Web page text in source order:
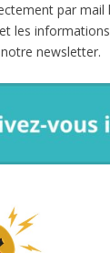
par mail
les
newsletter.